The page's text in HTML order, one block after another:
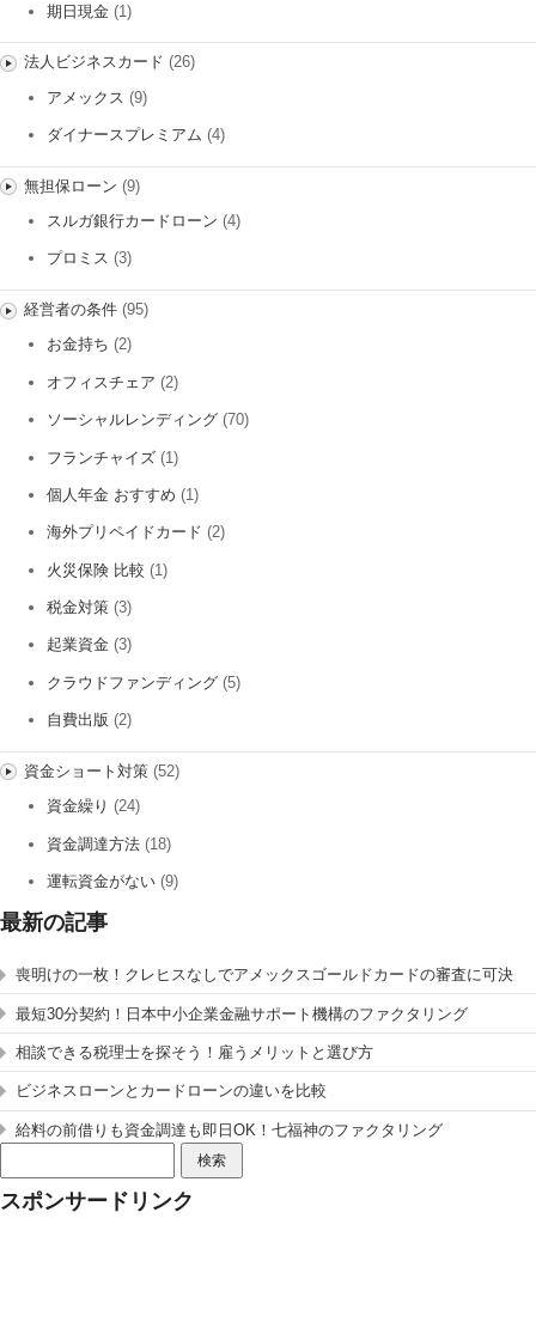
期日現金 (1)
法人ビジネスカード (26)
アメックス (9)
ダイナースプレミアム (4)
無担保ローン (9)
スルガ銀行カードローン (4)
プロミス (3)
経営者の条件(95)
お金持ち (2)
オフィスチェア (2)
ソーシャルレンディング (70)
フランチャイズ (1)
個人年金 おすすめ (1)
海外プリペイドカード (2)
火災保険 比較 (1)
税金対策 (3)
起業資金 (3)
クラウドファンディング (5)
自費出版 (2)
資金ショート対策(52)
資金繰り (24)
資金調達方法 (18)
運転資金がない (9)
最新の記事
喪明けの一枚！クレヒスなしでアメックスゴールドカードの審査に可決
最短30分契約！日本中小企業金融サポート機構のファクタリング
相談できる税理士を探そう！雇うメリットと選び方
ビジネスローンとカードローンの違いを比較
給料の前借りも資金調達も即日OK！七福神のファクタリング
索:
スポンサードリンク